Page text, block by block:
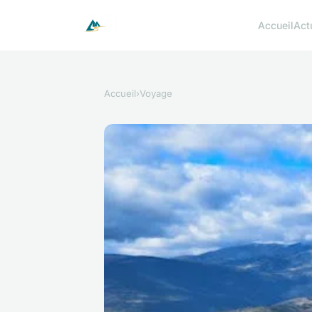
Accueil
Accueil›Voyage